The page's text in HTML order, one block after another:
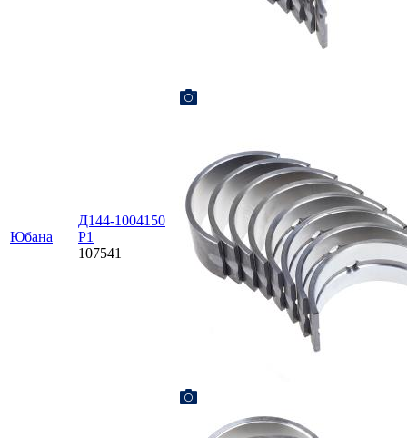
Юбана
Д144-1004150
Р1
107541